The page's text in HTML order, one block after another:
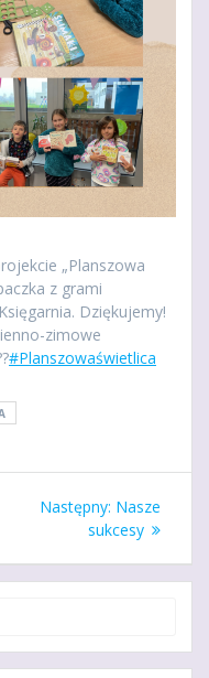
„Planszowa
z grami
Dziękujemy!
zimowe
#Planszowaświetlica
Następny: Następny
wpis:
Nasze
sukcesy